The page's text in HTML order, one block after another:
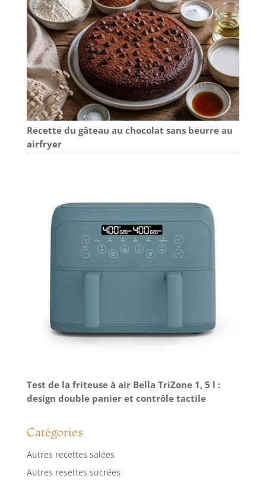
Recette du gâteau au chocolat sans beurre au
airfryer
Test de la friteuse à air Bella TriZone 1, 5 l :
design double panier et contrôle tactile
Catégories
Autres recettes salées
Autres resettes sucrées